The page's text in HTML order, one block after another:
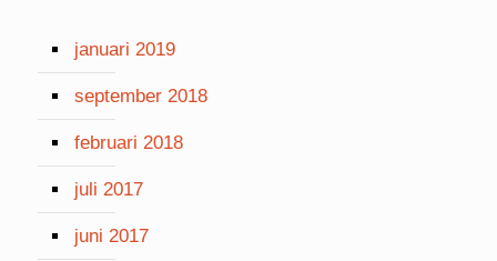
januari 2019
september 2018
februari 2018
juli 2017
juni 2017